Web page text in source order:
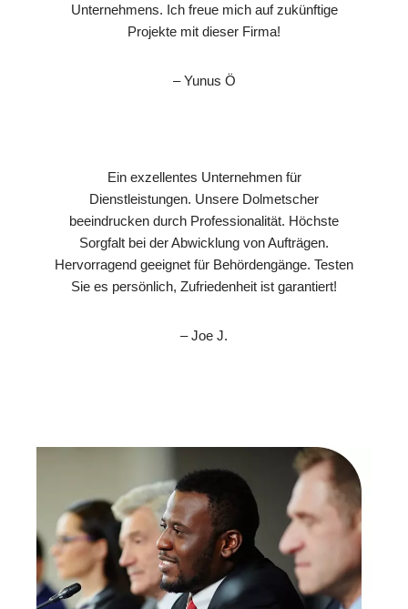
Unternehmens. Ich freue mich auf zukünftige
Projekte mit dieser Firma!
– Yunus Ö
Ein exzellentes Unternehmen für
Dienstleistungen. Unsere Dolmetscher
beeindrucken durch Professionalität. Höchste
Sorgfalt bei der Abwicklung von Aufträgen.
Hervorragend geeignet für Behördengänge. Testen
Sie es persönlich, Zufriedenheit ist garantiert!
– Joe J.